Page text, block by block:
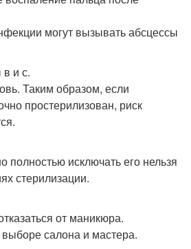
могут вызывать абсцессы
и с.
Таким образом, если
простерилизован, риск
полностью исключать его нельзя
стерилизации.
от маникюра.
салона и мастера.